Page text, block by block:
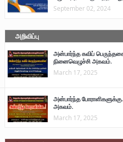
September 02, 2024
அறிவிப்பு
அன்பார்ந்த கவிப்
நினைவெழுச்சி அகவம்.
March 17, 2025
அன்பார்ந்த
அகவம்.
March 17, 2025